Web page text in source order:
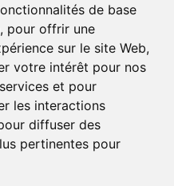
de base
, pour offrir une
sur le site Web,
votre intérêt pour nos
et pour
les interactions
diffuser des
pertinentes pour
audioprothésistes du